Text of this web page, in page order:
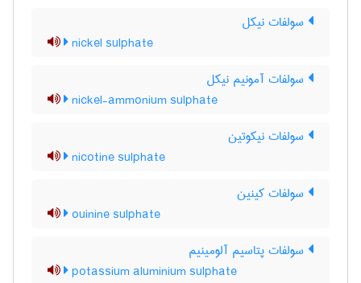
سولفات نیکل
nickel sulphate
سولفات آمونیم نیکل
nickel-ammonium sulphate
سولفات نیکوتین
nicotine sulphate
سولفات کینین
ouinine sulphate
سولفات پتاسیم آلومینیم
potassium aluminium sulphate